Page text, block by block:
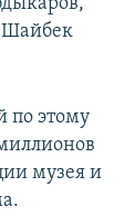
Шайбек
по этому
музея и